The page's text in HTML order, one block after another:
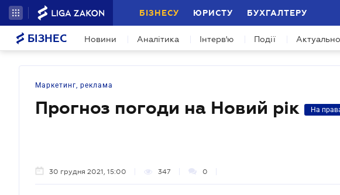
БІЗНЕСУ ЮРИСТУ БУХГАЛТЕРУ
БІЗНЕС Новини Аналітика Інтерв'ю Події Актуально
Маркетинг, реклама
Прогноз погоди на Новий рік На
30 грудня 2021, 15:00 347 0